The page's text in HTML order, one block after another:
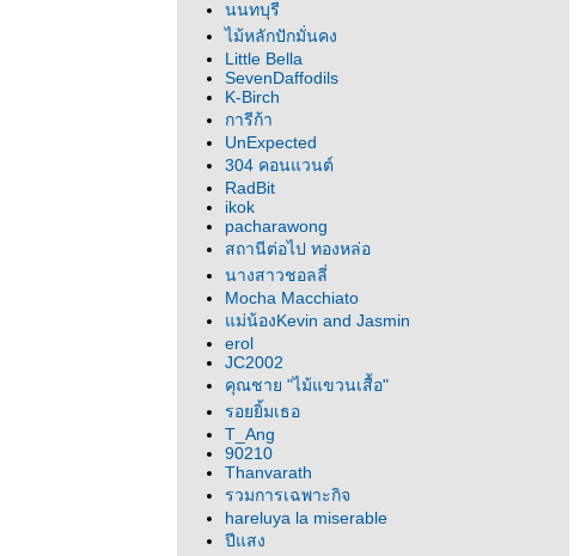
นนทบุรี
ไม้หลักปักมั่นคง
Little Bella
SevenDaffodils
K-Birch
การีก้า
UnExpected
304 คอนแวนต์
RadBit
ikok
pacharawong
สถานีต่อไป ทองหล่อ
นางสาวชอลลี่
Mocha Macchiato
ม่น้องKevin and Jasmin
erol
JC2002
คุณชาย "ไม้แขวนเสื้อ"
รอยยิ้มเธอ
T_Ang
90210
Thanvarath
รวมการเฉพาะกิจ
hareluya la miserable
ปีแสง